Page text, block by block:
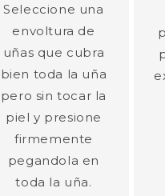
Seleccione una
envoltura de
uñas que cubra
bien toda la uña
pero sin tocar la
piel y presione
firmemente
pegandola en
toda la uña.